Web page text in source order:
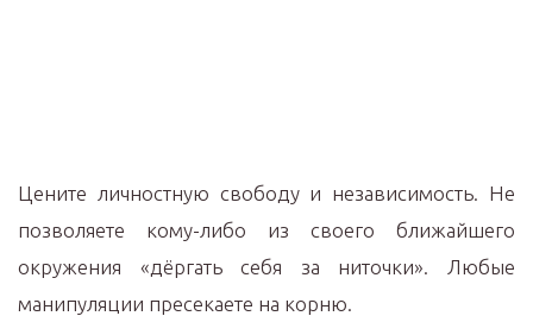
Цените личностную свободу и независимость. Не
позволяете кому-либо из своего ближайшего
окружения «дёргать себя за ниточки». Любые
манипуляции пресекаете на корню.